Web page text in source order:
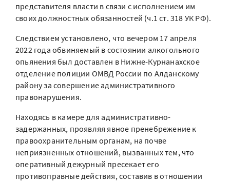
представителя власти в связи с исполнением им
своих должностных обязанностей (ч.1 ст. 318 УК РФ).
Следствием установлено, что вечером 17 апреля
2022 года обвиняемый в состоянии алкогольного
опьянения был доставлен в Нижне-Курнанахское
отделение полиции ОМВД России по Алданскому
району за совершение административного
правонарушения.
Находясь в камере для административно-
задержанных, проявляя явное пренебрежение к
правоохранительным органам, на почве
неприязненных отношений, вызванных тем, что
оперативный дежурный пресекает его
противоправные действия, составив в отношении